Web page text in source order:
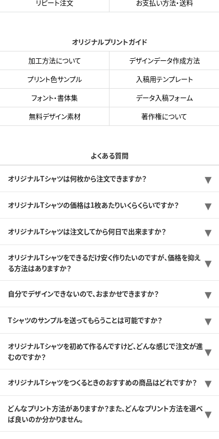
リピート注文 お支払い方法・送料
オリジナルプリントガイド
加工方法について
デザインデータ作成方法
プリント色サンプル
入稿用テンプレート
フォント・書体集
データ入稿フォーム
無料デザイン素材
著作権について
よくある質問
オリジナルTシャツは何枚から注文できますか？
オリジナルTシャツの価格は1枚あたりいくらくらいですか？
オリジナルTシャツは注文してから何日で出来ますか？
オリジナルTシャツをできるだけ安く作りたいのですが、価格を抑え
る方法はありますか？
自分でデザインできないので、おまかせできますか？
Tシャツのサンプルを送ってもらうことは可能ですか？
オリジナルTシャツを初めて作るんですけど、どんな感じで注文が進
むのですか？
オリジナルTシャツをつくるときのおすすめの商品はどれですか？
どんなプリント方法がありますか？また、どんなプリント方法を選べ
ば良いのか分かりません。